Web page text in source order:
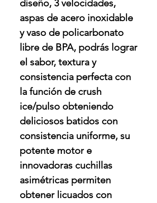
diseño, 3 velocidades,
aspas de acero inoxidable
y vaso de policarbonato
libre de BPA, podrás lograr
el sabor, textura y
consistencia perfecta con
la función de crush
ice/pulso obteniendo
deliciosos batidos con
consistencia uniforme, su
potente motor e
innovadoras cuchillas
asimétricas permiten
obtener licuados con